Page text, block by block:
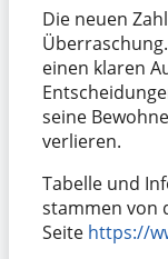
Die neuen
einen klaren
seine
verlieren.
Tabelle und
stammen von
Seite https://